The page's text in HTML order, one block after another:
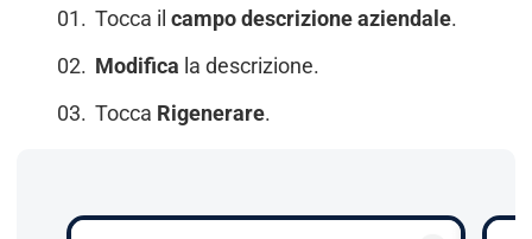
Tocca il campo descrizione aziendale.
Modifica la descrizione.
Tocca Rigenerare.